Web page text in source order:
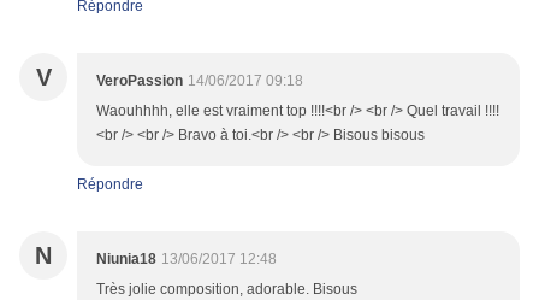
Répondre
V VeroPassion 14/06/2017 09:18
Waouhhhh, elle est vraiment top !!!!<br /> <br /> Quel travail !!!!
<br /> <br /> Bravo à toi.<br /> <br /> Bisous bisous
Répondre
N Niunia18 13/06/2017 12:48
Très jolie composition, adorable. Bisous